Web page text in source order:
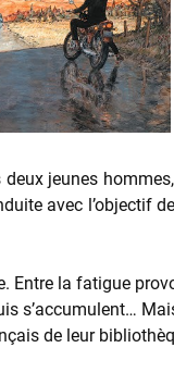
jeunes
avec
Entre la fatigue
s’accumulent…
de leur